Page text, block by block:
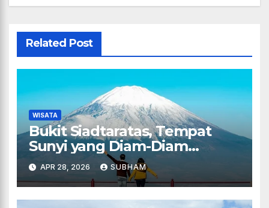
Related Post
WISATA
Bukit Siadtaratas, Tempat
Sunyi yang Diam-Diam
Menyembuhkan Lelah di
Dalam Kepala
APR 28, 2026 SUBHAM